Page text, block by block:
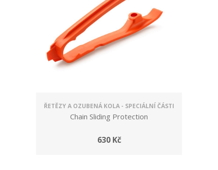
ŘETĚZY A OZUBENÁ KOLA - SPECIÁLNÍ ČÁSTI
Chain Sliding Protection
630 Kč